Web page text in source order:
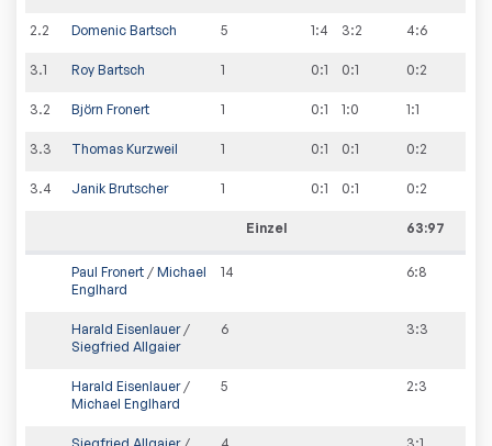
2.2 Domenic Bartsch 5 1:4 3:2 4:6
3.1 Roy Bartsch 1 0:1 0:1 0:2
3.2 Björn Fronert 1 0:1 1:0 1:1
3.3 Thomas Kurzweil 1 0:1 0:1 0:2
3.4 Janik Brutscher 1 0:1 0:1 0:2
Einzel 63:97
Paul Fronert / Michael
Englhard
14 6:8
Harald Eisenlauer/
Siegfried Allgaier
6 3:3
Harald Eisenlauer/
Michael Englhard
5 2:3